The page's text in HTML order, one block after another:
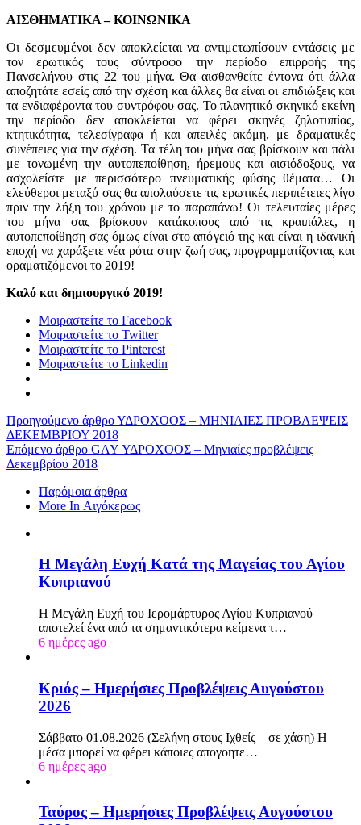
ΑΙΣΘΗΜΑΤΙΚΑ – ΚΟΙΝΩΝΙΚΑ
Οι δεσμευμένοι δεν αποκλείεται να αντιμετωπίσουν εντάσεις με
τον ερωτικός τους σύντροφο την περίοδο επιρροής της
Πανσελήνου στις 22 του μήνα. Θα αισθανθείτε έντονα ότι άλλα
αποζητάτε εσείς από την σχέση και άλλες θα είναι οι επιδιώξεις και
τα ενδιαφέροντα του συντρόφου σας. Το πλανητικό σκηνικό εκείνη
την περίοδο δεν αποκλείεται να φέρει σκηνές ζηλοτυπίας,
κτητικότητα, τελεσίγραφα ή και απειλές ακόμη, με δραματικές
συνέπειες για την σχέση. Τα τέλη του μήνα σας βρίσκουν και πάλι
με τονωμένη την αυτοπεποίθηση, ήρεμους και αισιόδοξους, να
ασχολείστε με περισσότερο πνευματικής φύσης θέματα… Οι
ελεύθεροι μεταξύ σας θα απολαύσετε τις ερωτικές περιπέτειες λίγο
πριν την λήξη του χρόνου με το παραπάνω! Οι τελευταίες μέρες
του μήνα σας βρίσκουν κατάκοπους από τις κραιπάλες, η
αυτοπεποίθηση σας όμως είναι στο απόγειό της και είναι η ιδανική
εποχή να χαράξετε νέα ρότα στην ζωή σας, προγραμματίζοντας και
οραματιζόμενοι το 2019!
Καλό και δημιουργικό 2019!
Μοιραστείτε το Facebook
Μοιραστείτε το Twitter
Μοιραστείτε το Pinterest
Μοιραστείτε το Linkedin
Προηγούμενο άρθροΥΔΡΟΧΟΟΣ – ΜΗΝΙΑΙΕΣ ΠΡΟΒΛΕΨΕΙΣ
ΔΕΚΕΜΒΡΙΟΥ 2018
Επόμενο άρθρο GAY ΥΔΡΟΧΟΟΣ – Μηνιαίες προβλέψεις
Δεκεμβρίου 2018
Παρόμοια άρθρα
More In Αιγόκερως
Η Μεγάλη Ευχή Κατά της Μαγείας του Αγίου
Κυπριανού
Η Μεγάλη Ευχή του Ιερομάρτυρος Αγίου Κυπριανού
αποτελεί ένα από τα σημαντικότερα κείμενα τ…
6 ημέρες ago
Κριός – Ημερήσιες Προβλέψεις Αυγούστου
2026
Σάββατο 01.08.2026 (Σελήνη στους Ιχθείς – σε χάση) Η
μέσα μπορεί να φέρει κάποιες απογοητε…
6 ημέρες ago
Ταύρος – Ημερήσιες Προβλέψεις Αυγούστου